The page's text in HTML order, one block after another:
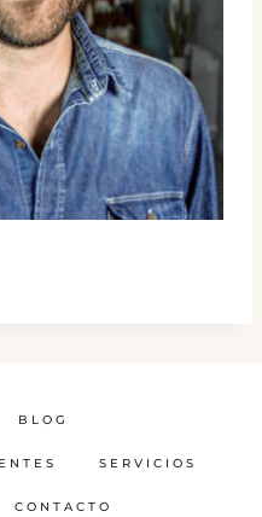
BLOG
SERVICIOS
CONTACTO